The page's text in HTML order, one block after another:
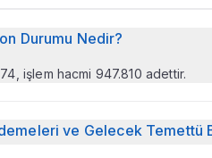
Durumu Nedir?
işlem hacmi 947.810 adettir.
ve Gelecek